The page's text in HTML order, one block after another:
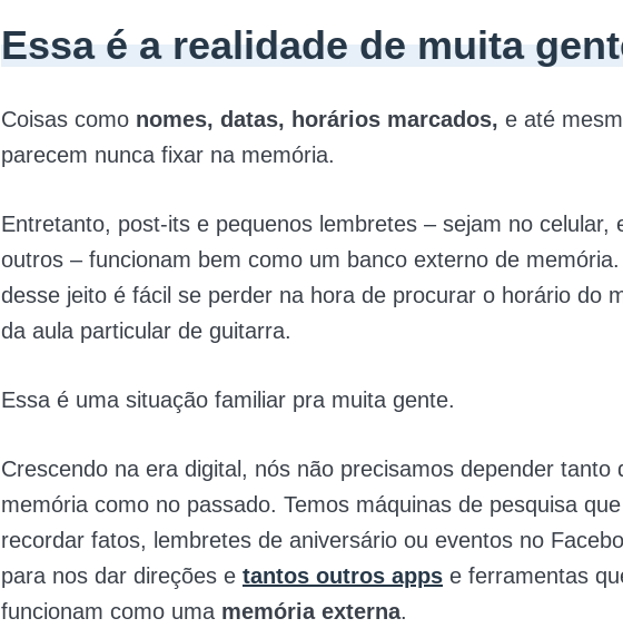
Essa é a realidade de muita
Coisas como nomes, datas, horários marcados, e até
parecem nunca fixar na memória.
Entretanto, post-its e pequenos lembretes – sejam no celular,
outros – funcionam bem como um banco externo de
desse jeito é fácil se perder na hora de procurar o horário do
da aula particular de guitarra.
Essa é uma situação familiar pra muita gente.
Crescendo na era digital, nós não precisamos depender tanto
memória como no passado. Temos máquinas de pesquisa
recordar fatos, lembretes de aniversário ou eventos no
para nos dar direções e tantos outros apps e ferramentas
funcionam como uma memória externa.